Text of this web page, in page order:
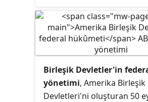
2009-2017 yılları arası
başkan yardımcılığı, 1973-
yılları arasında ise Delaware
Senatörlüğü görevlerini
üstlenmiştir.
Birleşik Devletler'in
yönetimi, Amerika Birleşik
Devletleri'ni oluşturan 50